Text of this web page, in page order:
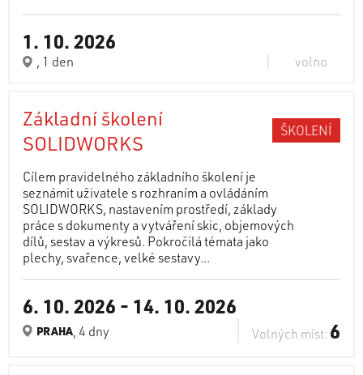
1. 10. 2026
, 1 den volno
Základní školení
SOLIDWORKS
ŠKOLENÍ
Cílem pravidelného základního školení je
seznámit uživatele s rozhraním a ovládáním
SOLIDWORKS, nastavením prostředí, základy
práce s dokumenty a vytváření skic, objemových
dílů, sestav a výkresů. Pokročilá témata jako
plechy, svařence, velké sestavy...
6. 10. 2026 - 14. 10. 2026
PRAHA, 4 dny Volných míst: 6